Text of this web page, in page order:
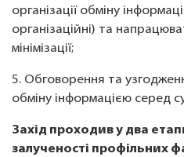
організації обміну
організаційні) та
мінімізації;
5. Обговорення та
обміну інформацією серед
Захід проходив у два
залученості профільних